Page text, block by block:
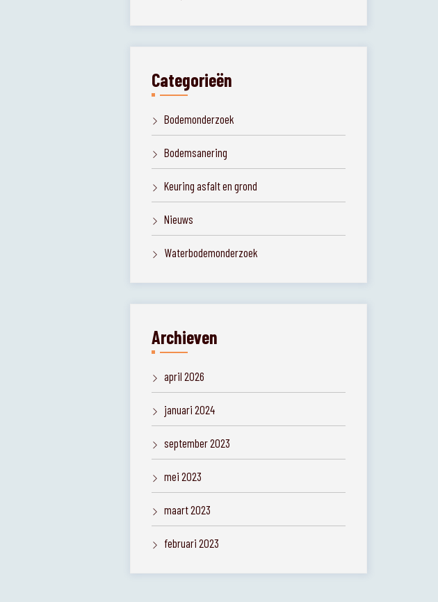
Categorieën
Bodemonderzoek
Bodemsanering
Keuring asfalt en grond
Nieuws
Waterbodemonderzoek
Archieven
april 2026
januari 2024
september 2023
mei 2023
maart 2023
februari 2023